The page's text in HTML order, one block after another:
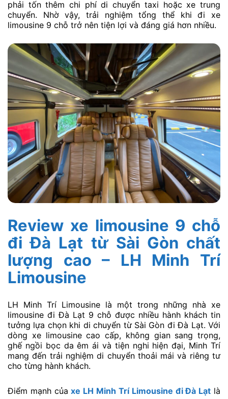
phải tốn thêm chi phí di chuyển taxi hoặc xe trung
chuyển. Nhờ vậy, trải nghiệm tổng thể khi đi xe
limousine 9 chỗ trở nên tiện lợi và đáng giá hơn nhiều.
Review xe limousine 9 chỗ
đi Đà Lạt từ Sài Gòn chất
lượng cao – LH Minh Trí
Limousine
LH Minh Trí Limousine là một trong những nhà xe
limousine đi Đà Lạt 9 chỗ được nhiều hành khách tin
tưởng lựa chọn khi di chuyển từ Sài Gòn đi Đà Lạt. Với
dòng xe limousine cao cấp, không gian sang trọng,
ghế ngồi bọc da êm ái và tiện nghi hiện đại, Minh Trí
mang đến trải nghiệm di chuyển thoải mái và riêng tư
cho từng hành khách.
Điểm mạnh củaxe LH Minh Trí Limousine đi Đà Lạt là